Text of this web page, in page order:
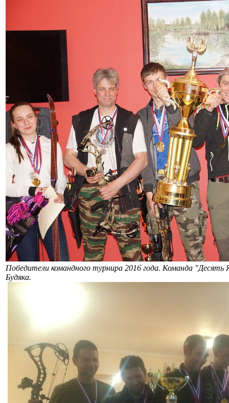
Победители командного турнира 2016 года. Команда
Будяка.